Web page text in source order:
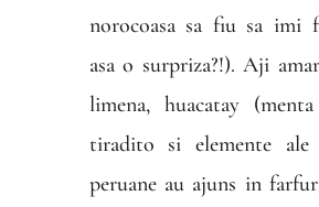
norocoasa sa fiu sa imi
asa o surpriza?!). Aji
limena, huacatay
tiradito si elemente ale
peruane au ajuns in